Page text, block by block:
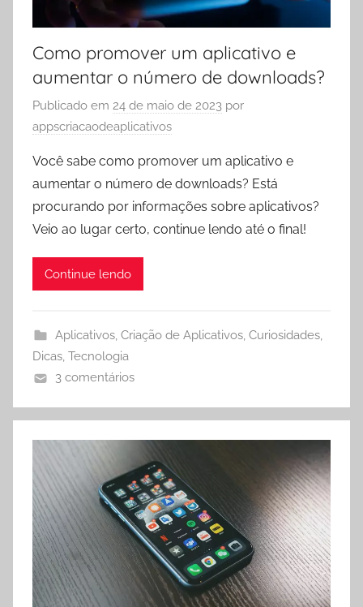
Como promover um aplicativo e
aumentar o número de downloads?
Publicado em 24 de maio de 2023 por
appscriacaodeaplicativos
Você sabe como promover um aplicativo e
aumentar o número de downloads? Está
procurando por informações sobre aplicativos?
Veio ao lugar certo, continue lendo até o final!
Continue lendo
Aplicativos, Criação de Aplicativos, Curiosidades,
Dicas, Tecnologia
3 comentários